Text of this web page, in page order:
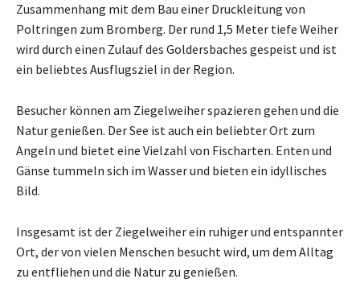
Zusammenhang mit dem Bau einer Druckleitung von
Poltringen zum Bromberg. Der rund 1,5 Meter tiefe Weiher
wird durch einen Zulauf des Goldersbaches gespeist und ist
ein beliebtes Ausflugsziel in der Region.
Besucher können am Ziegelweiher spazieren gehen und die
Natur genießen. Der See ist auch ein beliebter Ort zum
Angeln und bietet eine Vielzahl von Fischarten. Enten und
Gänse tummeln sich im Wasser und bieten ein idyllisches
Bild.
Insgesamt ist der Ziegelweiher ein ruhiger und entspannter
Ort, der von vielen Menschen besucht wird, um dem Alltag
zu entfliehen und die Natur zu genießen.